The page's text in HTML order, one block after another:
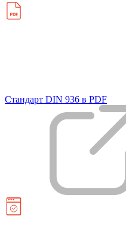
Стандарт DIN 936 в PDF